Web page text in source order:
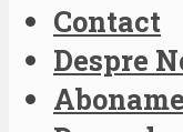
Contact
Despre